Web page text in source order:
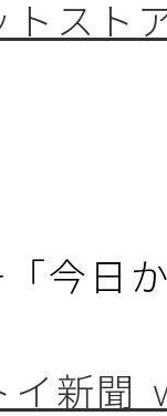
トスト
「今日
イ新聞